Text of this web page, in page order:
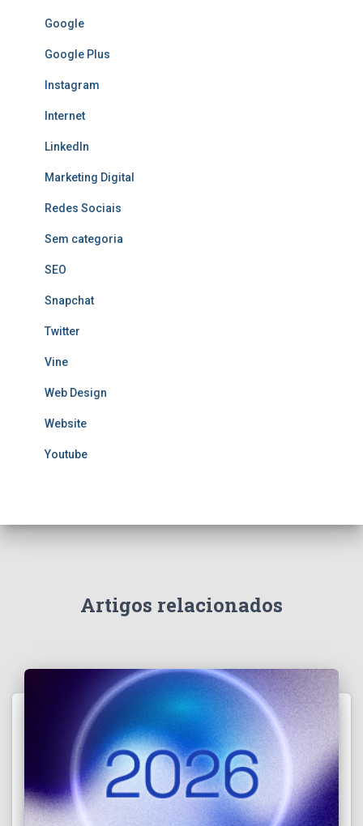
Google
Google Plus
Instagram
Internet
LinkedIn
Marketing Digital
Redes Sociais
Sem categoria
SEO
Snapchat
Twitter
Vine
Web Design
Website
Youtube
Artigos relacionados